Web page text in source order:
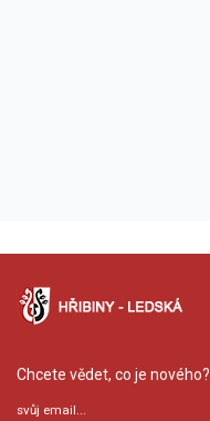
Chcete vědet, co je nového?
svůj email...